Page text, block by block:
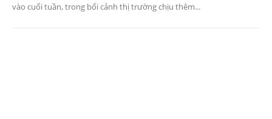
vào cuối tuần, trong bối cảnh thị trường chịu thêm...